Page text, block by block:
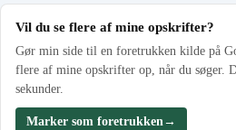
Vil du se flere af mine opskrifter?
Gør min side til en foretrukken kilde på
flere af mine opskrifter op, når du søger.
sekunder.
Marker som foretrukken→